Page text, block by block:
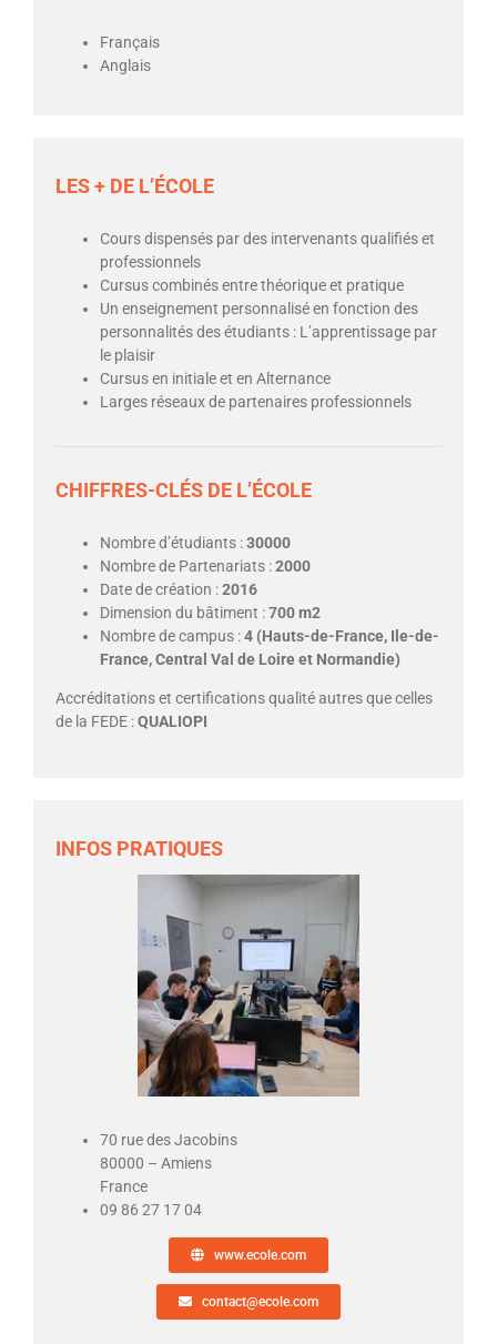
Français
Anglais
LES + DE L’ÉCOLE
Cours dispensés par des intervenants qualifiés et
professionnels
Cursus combinés entre théorique et pratique
Un enseignement personnalisé en fonction des
personnalités des étudiants : L’apprentissage par
le plaisir
Cursus en initiale et en Alternance
Larges réseaux de partenaires professionnels
CHIFFRES-CLÉS DE L’ÉCOLE
Nombre d’étudiants :30000
Nombre de Partenariats :2000
Date de création :2016
Dimension du bâtiment :700 m2
Nombre de campus :4 (Hauts-de-France, Ile-de-
France, Central Val de Loire et Normandie)
Accréditations et certifications qualité autres que celles
de la FEDE :QUALIOPI
INFOS PRATIQUES
70 rue des Jacobins
80000 – Amiens
France
09 86 27 17 04
www.ecole.com
contact@ecole.com